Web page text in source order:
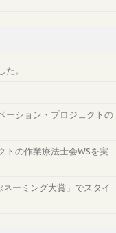
た。
ーション・プロジェクトの
トの作業療法士会WSを実
ーミング大賞」でスタイ